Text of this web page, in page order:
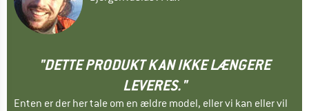
"DETTE PRODUKT KAN IKKE LÆNGERE
LEVERES."
Enten er der her tale om en ældre model, eller vi kan eller vil